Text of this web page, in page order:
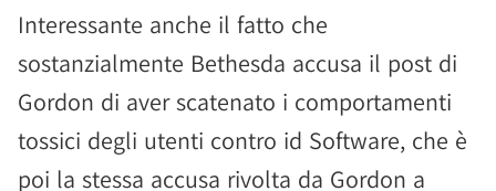
Interessante anche il fatto che
sostanzialmente Bethesda accusa il post di
Gordon di aver scatenato i comportamenti
tossici degli utenti contro id Software, che è
poi la stessa accusa rivolta da Gordon a